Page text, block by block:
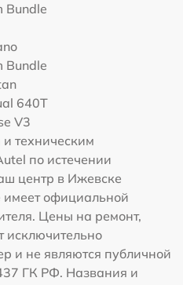
Bundle
Bundle
640T
V3
техническим
по истечении
центр в Ижевске
имеет официальной
Цены на ремонт,
исключительно
и не являются публичной
ГК РФ. Названия и